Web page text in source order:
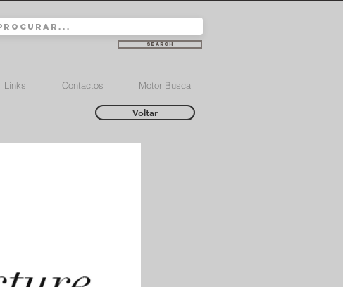
Search
Links Contactos Motor Busca
Voltar